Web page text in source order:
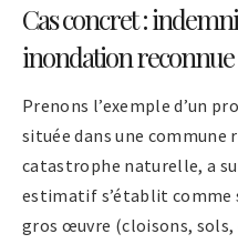
Cas concret :
inondation reconnue
Prenons l’exemple d’un
située dans une commune
catastrophe naturelle, a
estimatif s’établit comme
gros œuvre (cloisons,